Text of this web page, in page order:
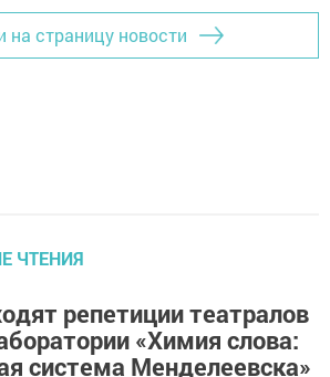
на страницу новости
ЧТЕНИЯ
репетиции театралов
«Химия слова:
система Менделеевска»